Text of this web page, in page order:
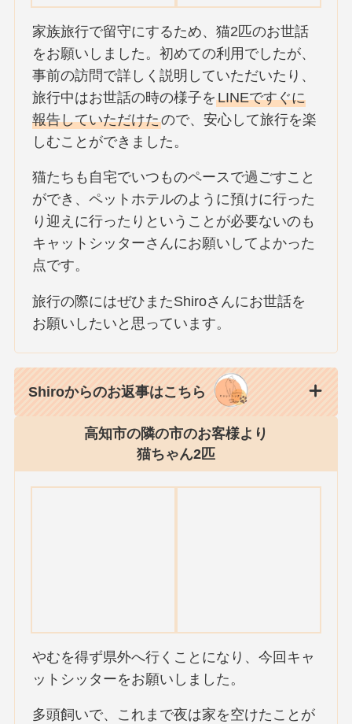
家族旅行で留守にするため、猫2匹のお世話
をお願いしました。初めての利用でしたが、
事前の訪問で詳しく説明していただいたり、
旅行中はお世話の時の様子をLINEですぐに
報告していただけたので、安心して旅行を楽
しむことができました。
猫たちも自宅でいつものペースで過ごすこと
ができ、ペットホテルのように預けに行った
り迎えに行ったりということが必要ないのも
キャットシッターさんにお願いしてよかった
点です。
旅行の際にはぜひまたShiroさんにお世話を
お願いしたいと思っています。
Shiroからのお返事はこちら
高知市の隣の市のお客様より
猫ちゃん2匹
やむを得ず県外へ行くことになり、今回キャ
ットシッターをお願いしました。
多頭飼いで、これまで夜は家を空けたことが